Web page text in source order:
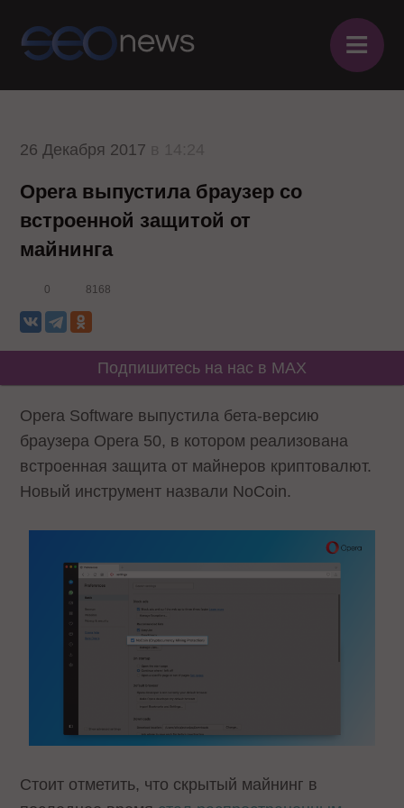
≡
26 Декабря 2017
Opera выпустила браузер со
встроенной защитой от
майнинга
0 8168
Подпишитесь на нас в MAX
Opera Software выпустила бета-версию
браузера Opera 50, в котором реализована
встроенная защита от майнеров криптовалют.
Новый инструмент назвали NoCoin.
Стоит отметить, что скрытый майнинг в